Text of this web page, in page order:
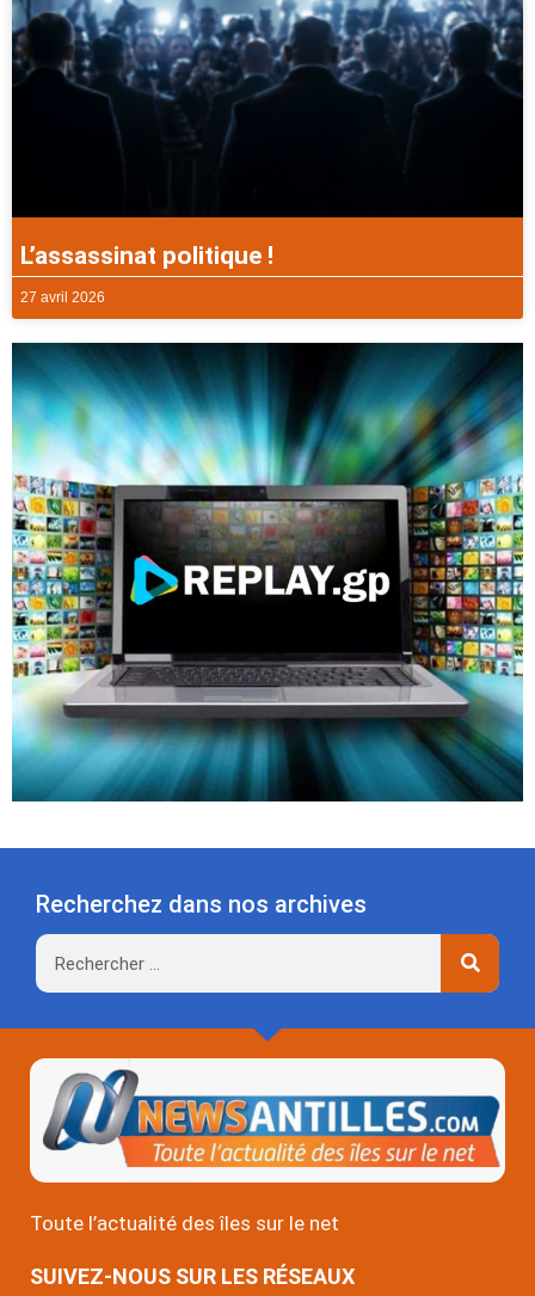
L’assassinat politique !
27 avril 2026
Recherchez dans nos archives
Rechercher
Toute l’actualité des îles sur le net
SUIVEZ-NOUS SUR LES RÉSEAUX